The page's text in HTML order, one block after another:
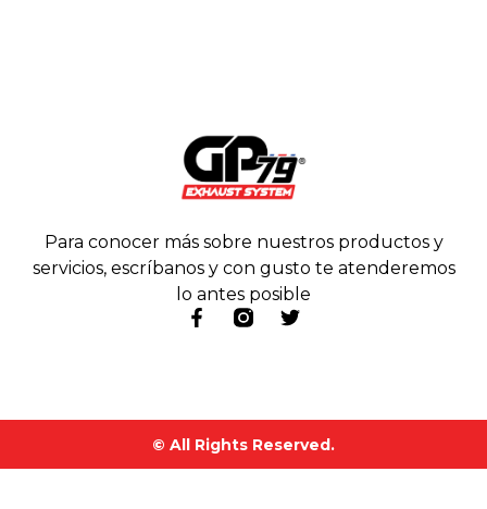
Para conocer más sobre nuestros productos y
servicios, escríbanos y con gusto te atenderemos
lo antes posible
© All Rights Reserved.